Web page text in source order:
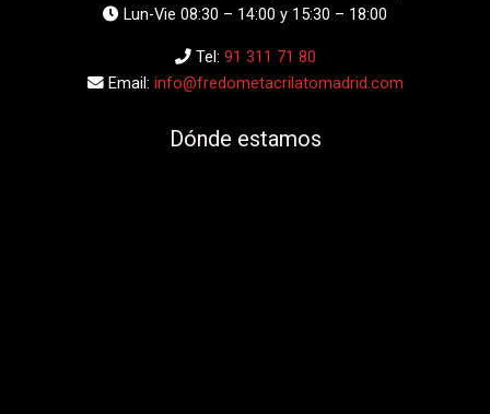
Lun-Vie 08:30 – 14:00 y 15:30 – 18:00
Tel: 91 311 71 80
Email: info@fredometacrilatomadrid.com
Dónde estamos